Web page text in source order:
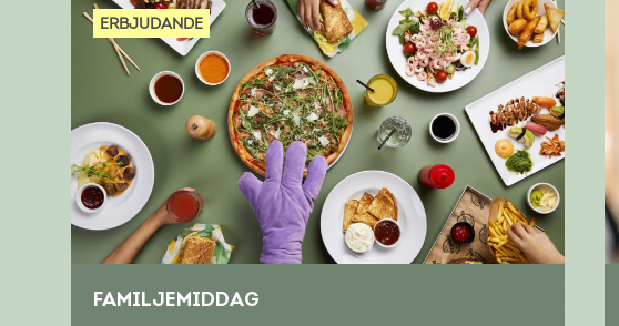
FAMILJEMIDDAG
ERBJUDANDE